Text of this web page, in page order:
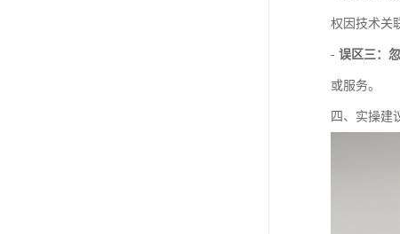
权因技术关
- 误区三：
或服务。
四、实操建